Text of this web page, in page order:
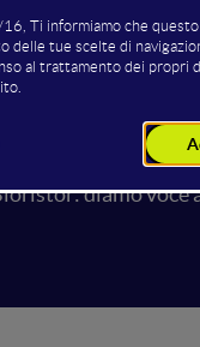
della pianta
IMEM di Parma,
alle aziende
di fitopatie. Il
di monitorare
è
diamo voce